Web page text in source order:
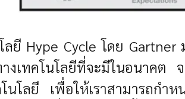
ยี Hype Cycle โดย Gartner
างเทคโนโลยีที่จะมีในอนาค
นโลยี เพื่อให้เราสามารถกำ